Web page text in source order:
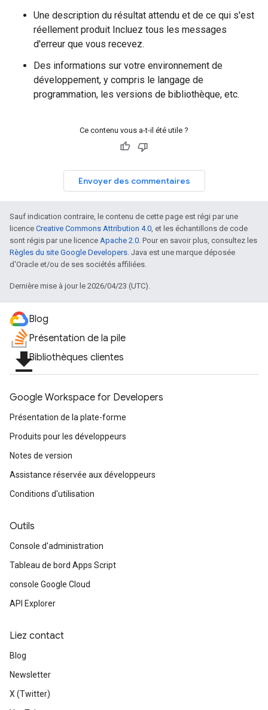
Une description du résultat attendu et de ce qui s'est
réellement produit Incluez tous les messages
d'erreur que vous recevez.
Des informations sur votre environnement de
développement, y compris le langage de
programmation, les versions de bibliothèque, etc.
Ce contenu vous a-t-il été utile ?
Envoyer des commentaires
Sauf indication contraire, le contenu de cette page est régi par une
licence Creative Commons Attribution 4.0, et les échantillons de code
sont régis par une licence Apache 2.0. Pour en savoir plus, consultez les
Règles du site Google Developers. Java est une marque déposée
d'Oracle et/ou de ses sociétés affiliées.
Dernière mise à jour le 2026/04/23 (UTC).
Blog
Présentation de la pile
file_downloadBibliothèques clientes
Google Workspace for Developers
Présentation de la plate-forme
Produits pour les développeurs
Notes de version
Assistance réservée aux développeurs
Conditions d'utilisation
Outils
Console d'administration
Tableau de bord Apps Script
console Google Cloud
API Explorer
Liez contact
Blog
Newsletter
X (Twitter)